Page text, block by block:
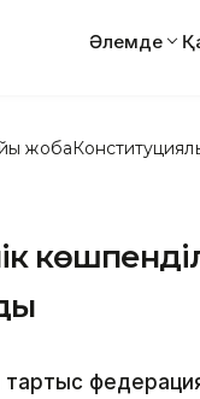
Әлемде
жоба
тартыс